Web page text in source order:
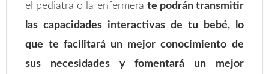
el pediatra o la enfermera te podrán transmitir
las capacidades interactivas de tu bebé, lo
que te facilitará un mejor conocimiento de
sus necesidades y fomentará un mejor